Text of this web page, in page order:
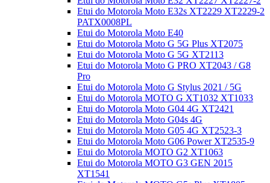
Etui do Motorola Moto E32s XT2229 XT2229-2
PATX0008PL
Etui do Motorola Moto E40
Etui do Motorola Moto G 5G Plus XT2075
Etui do Motorola Moto G 5G XT2113
Etui do Motorola Moto G PRO XT2043 / G8
Pro
Etui do Motorola Moto G Stylus 2021 / 5G
Etui do Motorola MOTO G XT1032 XT1033
Etui do Motorola Moto G04 4G XT2421
Etui do Motorola Moto G04s 4G
Etui do Motorola Moto G05 4G XT2523-3
Etui do Motorola Moto G06 Power XT2535-9
Etui do Motorola MOTO G2 XT1063
Etui do Motorola MOTO G3 GEN 2015
XT1541